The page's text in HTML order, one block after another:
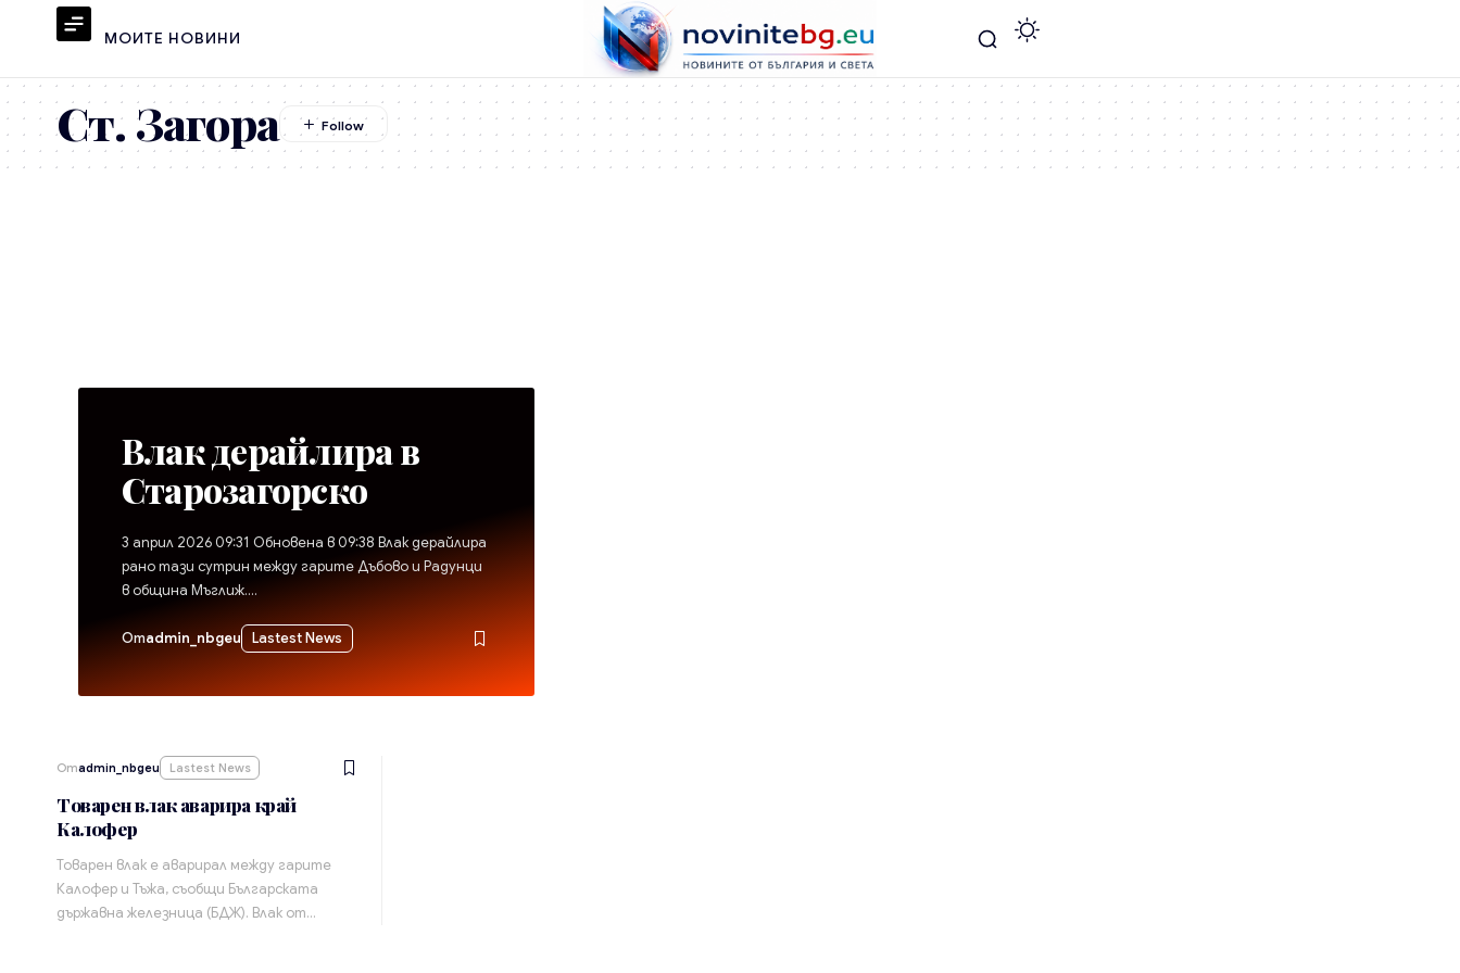
МОИТЕ НОВИНИ
Ст. Загора
Влак дерайлира в
Старозагорско
3 април 2026 09:31 Обновена в 09:38 Влак дерайлира
рано тази сутрин между гарите Дъбово и Радунци
в община Мъглиж.…
Отadmin_nbgeu Lastest News
Отadmin_nbgeu Lastest News
Товарен влак аварира край
Калофер
Товарен влак е аварирал между гарите
Калофер и Тъжа, съобщи Българската
държавна железница (БДЖ). Влак от…